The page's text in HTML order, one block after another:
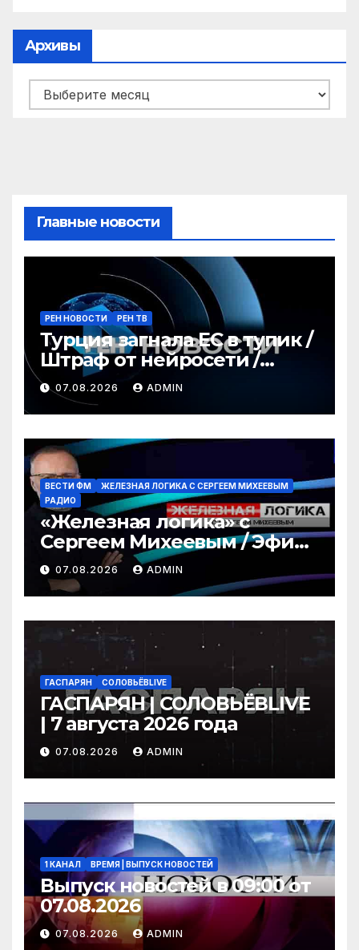
Архивы
Архивы
Главные новости
РЕН НОВОСТИ РЕН ТВ
Турция загнала ЕС в тупик /
Штраф от нейросети /
Война за пляжи / РЕН
Новости 12:30, 07.08.2026
07.08.2026 ADMIN
ВЕСТИ ФМ
ЖЕЛЕЗНАЯ ЛОГИКА С СЕРГЕЕМ МИХЕЕВЫМ
РАДИО
«Железная логика» с
Сергеем Михеевым / Эфир
07.08.2026
07.08.2026 ADMIN
ГАСПАРЯН СОЛОВЬЁВLIVE
ГАСПАРЯН | СОЛОВЬЁВLIVE
| 7 августа 2026 года
07.08.2026 ADMIN
1 КАНАЛ ВРЕМЯ | ВЫПУСК НОВОСТЕЙ
Выпуск новостей в 09:00 от
07.08.2026
07.08.2026 ADMIN